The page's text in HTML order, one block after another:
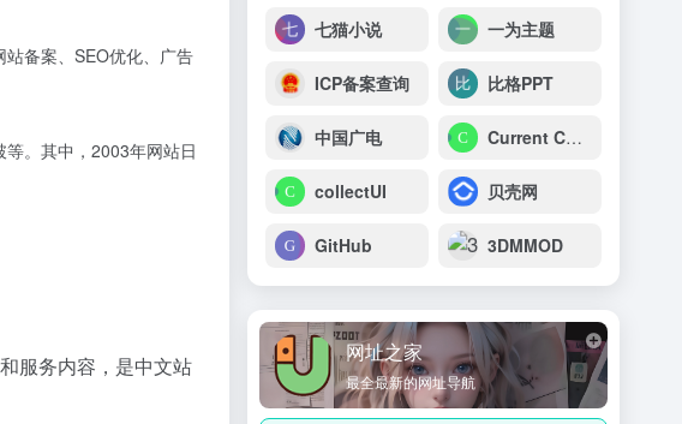
备案、SEO优化、广告
。其中，2003年网站日
服务内容，是中文站
七猫小说 一为主题
ICP备案查询 比格PPT
中国广电 Current Competition
collectUI 贝壳网
GitHub 3DMMOD
网址之家
最全最新的网址导航